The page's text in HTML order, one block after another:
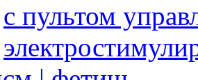
с пультом